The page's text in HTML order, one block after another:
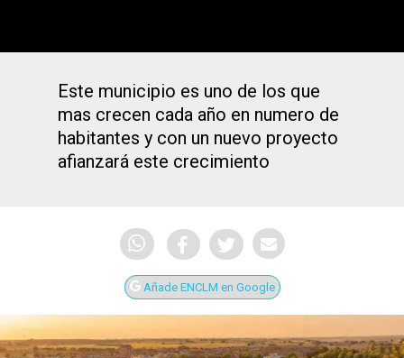
Este municipio es uno de los que
mas crecen cada año en numero de
habitantes y con un nuevo proyecto
afianzará este crecimiento
Añade ENCLM en Google